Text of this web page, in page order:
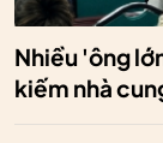
Nhiều 'ông
kiếm nhà